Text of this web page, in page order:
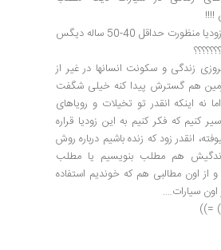
!!!!
به این زودیا منظورت حداقل 40-50 ساله دیگس
زندگی و سکونت انسانها در غیر از
هم گسترش پیدا کنه خیلی شگفت
نه اینکه انقدر تو تخیلات و رویاهای
کنیم که فکر کنیم به این زودیا قراره
انقدر زود که زنده باشیم درباره روش
هم مطلب بنویسیم یا مطلب
و از اون مطالبی هم که خوندیم استفاده
اون سیارات….
=))